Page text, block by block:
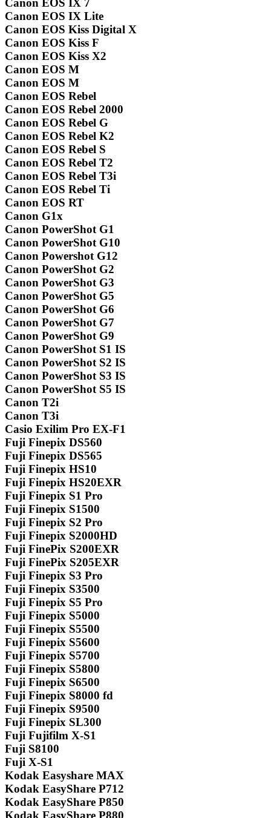
Canon EOS IX 7
Canon EOS IX Lite
Canon EOS Kiss Digital X
Canon EOS Kiss F
Canon EOS Kiss X2
Canon EOS M
Canon EOS M
Canon EOS Rebel
Canon EOS Rebel 2000
Canon EOS Rebel G
Canon EOS Rebel K2
Canon EOS Rebel S
Canon EOS Rebel T2
Canon EOS Rebel T3i
Canon EOS Rebel Ti
Canon EOS RT
Canon G1x
Canon PowerShot G1
Canon PowerShot G10
Canon Powershot G12
Canon PowerShot G2
Canon PowerShot G3
Canon PowerShot G5
Canon PowerShot G6
Canon PowerShot G7
Canon PowerShot G9
Canon PowerShot S1 IS
Canon PowerShot S2 IS
Canon PowerShot S3 IS
Canon PowerShot S5 IS
Canon T2i
Canon T3i
Casio Exilim Pro EX-F1
Fuji Finepix DS560
Fuji Finepix DS565
Fuji Finepix HS10
Fuji Finepix HS20EXR
Fuji Finepix S1 Pro
Fuji Finepix S1500
Fuji Finepix S2 Pro
Fuji Finepix S2000HD
Fuji FinePix S200EXR
Fuji FinePix S205EXR
Fuji Finepix S3 Pro
Fuji Finepix S3500
Fuji Finepix S5 Pro
Fuji Finepix S5000
Fuji Finepix S5500
Fuji Finepix S5600
Fuji Finepix S5700
Fuji Finepix S5800
Fuji Finepix S6500
Fuji Finepix S8000 fd
Fuji Finepix S9500
Fuji Finepix SL300
Fuji Fujifilm X-S1
Fuji S8100
Fuji X-S1
Kodak Easyshare MAX
Kodak EasyShare P712
Kodak EasyShare P850
Kodak EasyShare P880